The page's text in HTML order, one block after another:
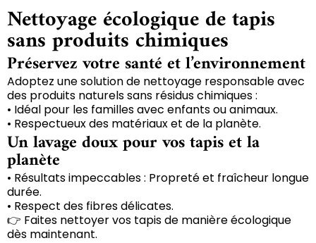
Nettoyage écologique de tapis
sans produits chimiques
Préservez votre santé et l’environnement
Adoptez une solution de nettoyage responsable avec
des produits naturels sans résidus chimiques :
• Idéal pour les familles avec enfants ou animaux.
• Respectueux des matériaux et de la planète.
Un lavage doux pour vos tapis et la
planète
• Résultats impeccables : Propreté et fraîcheur longue
durée.
• Respect des fibres délicates.
👉 Faites nettoyer vos tapis de manière écologique
dès maintenant.